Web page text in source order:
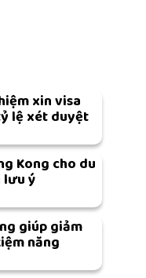
xin visa
lệ xét duyệt
Kong cho du
lưu ý
giúp giảm
năng